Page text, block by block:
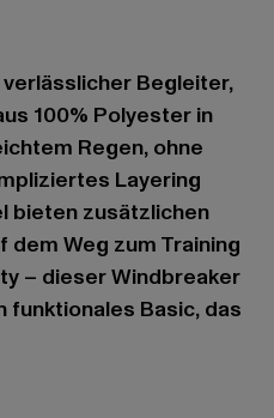
Begleiter,
100% Polyester in
Regen, ohne
Layering
bieten zusätzlichen
Weg zum Training
– dieser Windbreaker
Basic, das